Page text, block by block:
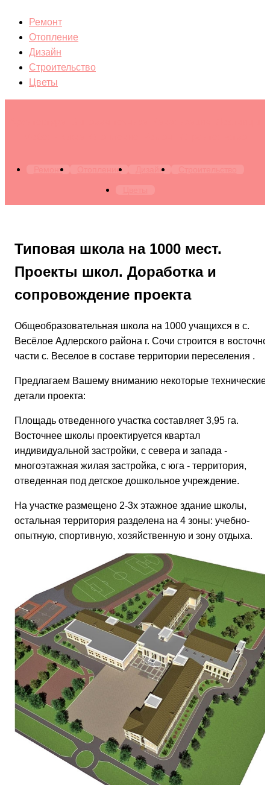
Ремонт
Отопление
Дизайн
Строительство
Цветы
Ремонт Отопление Дизайн
Типовая школа на 1000 мест.
Проекты школ. Доработка и
сопровождение проекта
Общеобразовательная школа на 1000 учащихся в с.
Весёлое Адлерского района г. Сочи строится в
части с. Веселое в составе территории переселения .
Предлагаем Вашему вниманию некоторые технические
детали проекта:
Площадь отведенного участка составляет 3,95 га.
Восточнее школы проектируется квартал
индивидуальной застройки, с севера и запада -
многоэтажная жилая застройка, с юга - территория,
отведенная под детское дошкольное учреждение.
На участке размещено 2-3х этажное здание школы,
остальная территория разделена на 4 зоны: учебно-
опытную, спортивную, хозяйственную и зону отдыха.